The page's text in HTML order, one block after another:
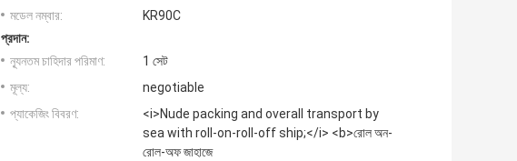
মডেল নম্বার:
KR90C
প্রদান:
ন্যূনতম চাহিদার পরিমাণ:
1 সেট
মূল্য:
negotiable
প্যাকেজিং বিবরণ:
<i>Nude packing and overall transport by
sea with roll-on-roll-off ship;</i> <b>রোল অন-
রোল-অফ জাহাজে